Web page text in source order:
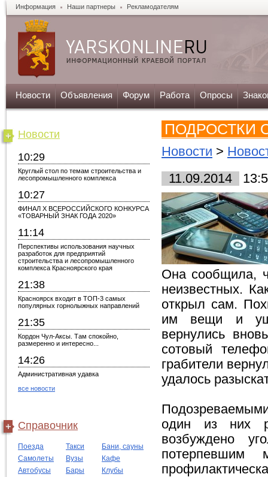
Информация Наши партнеры Рекламодателям
Новости Объявления Форум Работа Опросы
Новости
10:29
Круглый стол по темам строительства и
лесопромышленного комплекса
10:27
ФИНАЛ X ВСЕРОССИЙСКОГО КОНКУРСА
«ТОВАРНЫЙ ЗНАК ГОДА 2020»
11:14
Перспективы использования научных
разработок для предприятий
строительства и лесопромышленного
комплекса Красноярского края
21:38
Красноярск входит в ТОП-3 самых
популярных горнолыжных направлений
21:35
Кордон Чул-Аксы. Там спокойно,
размеренно и интересно...
14:26
Административная удавка
все новости
Справочник
Поезда Такси
Бани, сауны
Самолеты
Вузы
Кафе
Автобусы
Бары Клубы
ПОДРОСТКИ
Новости >
11.09.2014
Она сообщила,
неизвестных.
открыл сам.
им вещи и
вернулись
сотовый
грабители
удалось
один из них
возбуждено
потерпевшим